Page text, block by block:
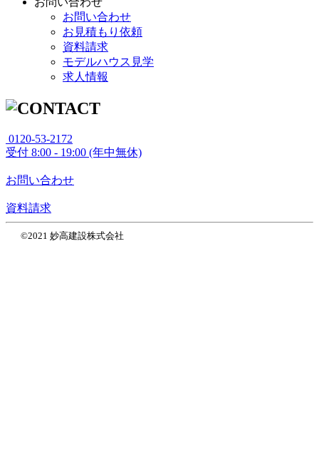
お問い合わせ
お見積もり依頼
資料請求
モデルハウス見学
求人情報
0120-53-2172
受付 8:00 - 19:00 (年中無休)
お問い合わせ
資料請求
©2021 妙高建設株式会社